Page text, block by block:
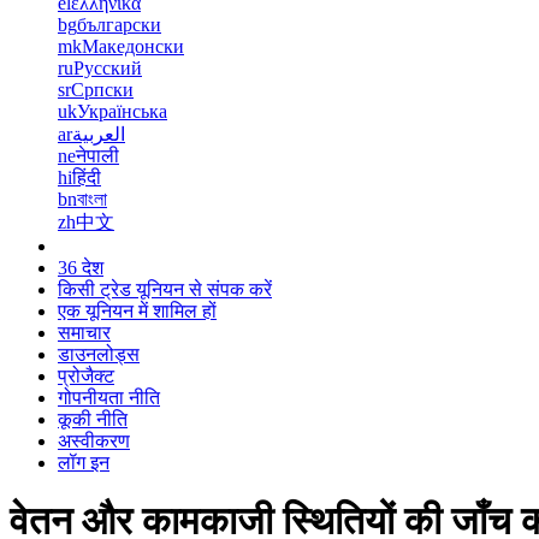
bgбългарски
mkМакедонски
ruРусский
srСрпски
ukУкраїнська
arالعربية
neनेपाली
hiहिंदी
bnবাংলা
zh中文
36 देश
किसी ट्रेड यूनियन से संपक करें
एक यूनियन में शामिल हों
समाचार
डाउनलोड्स
प्रोजैक्ट
गोपनीयता नीति
कूकी नीति
अस्वीकरण
लॉग इन
वेतन और कामकाजी स्थितियों की जाँच